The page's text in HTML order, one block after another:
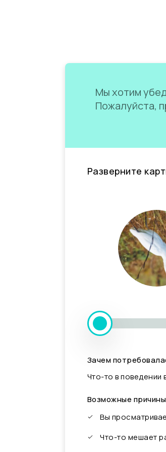
Мы хотим
Пожалуйста,
Разверните
Зачем
Что-то в поведении
Возможные
Вы
Что-то мешает